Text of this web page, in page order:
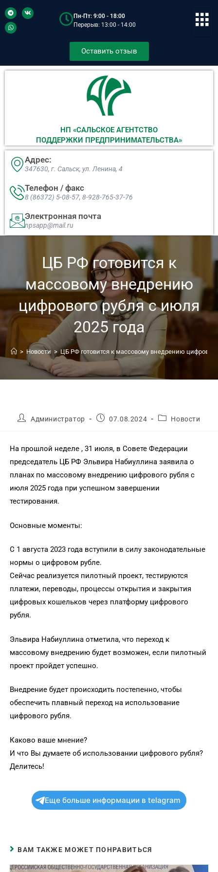
Пн-Пт: 9:00 - 18:00
Перерыв: 13:00 - 14:00
Оставить отзыв
НП «САЛЬСКОЕ АГЕНТСТВО
ПОДДЕРЖКИ ПРЕДПРИНИМАТЕЛЬСТВА»
Адрес:
347630, г. Сальск, ул. Ленина, 4​
Телефон / факс
8 (86372) 5-08-57, 8-928-765-37-76
Электронная почта
npsapp@mail.ru
ЦБ РФ готовится к
массовому внедрению
цифрового рубля с июля
2025 года
> Новости > ЦБ РФ готовится к массовому внедрению
Администратор 07.08.2024 Новости
На прошлой неделе , 31 июля, в Совете Федерации
председатель ЦБ РФ Эльвира Набиуллина заявила о
планах по массовому внедрению цифрового рубля с
июля 2025 года при успешном завершении
тестирования.
Основные моменты:
С 1 августа 2023 года вступили в силу законодательные
нормы о цифровом рубле.
Сейчас реализуется пилотный проект, тестируются
платежи, переводы, процессы открытия и закрытия
цифровых кошельков через платформу цифрового
рубля.
Эльвира Набиуллина отметила, что переход к
массовому внедрению будет возможен, если пилотный
проект пройдет успешно.
Внедрение будет происходить постепенно, чтобы
обеспечить плавный переход на использование
цифрового рубля.
Каково ваше мнение?
И что Вы думаете об использовании цифрового рубля?
Делитесь!
Еще больше информации в telagram
ВАМ ТАКЖЕ МОЖЕТ ПОНРАВИТЬСЯ